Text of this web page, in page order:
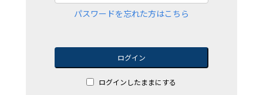
パスワードを忘れた方はこちら
ログイン
ログインしたままにする